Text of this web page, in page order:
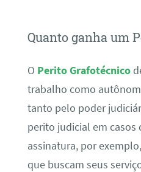
Quanto ganha um
O Perito Grafotécnico
trabalho como
tanto pelo poder
perito judicial em casos
assinatura, por
que buscam seus